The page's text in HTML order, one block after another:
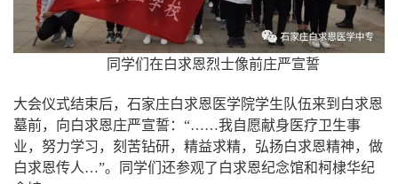
同学们在白求恩烈士像前庄严宣誓
大会仪式结束后，石家庄白求恩医学院学生队伍来到白求恩
墓前，向白求恩庄严宣誓：“……我自愿献身医疗卫生事
业，努力学习，刻苦钻研，精益求精，弘扬白求恩精神，做
白求恩传人…”。同学们还参观了白求恩纪念馆和柯棣华纪